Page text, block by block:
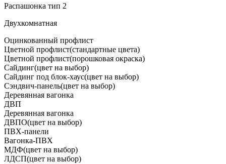
Распашонка тип 2
Двухкомнатная
Оцинкованный профлист
Цветной профлист(стандартные цвета)
Цветной профлист(порошковая окраска)
Сайдинг(цвет на выбор)
Сайдинг под блок-хаус(цвет на выбор)
Сэндвич-панель(цвет на выбор)
Деревянная вагонка
ДВП
Деревянная вагонка
ДВПО(цвет на выбор)
ПВХ-панели
Вагонка-ПВХ
МДФ(цвет на выбор)
ЛДСП(цвет на выбор)